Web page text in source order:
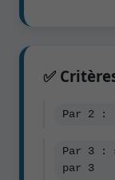
✅
Par 2 :
Par 3 :
par 3